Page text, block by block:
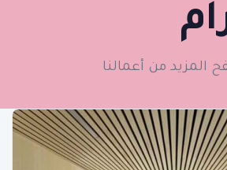
المزيد من أعمالنا